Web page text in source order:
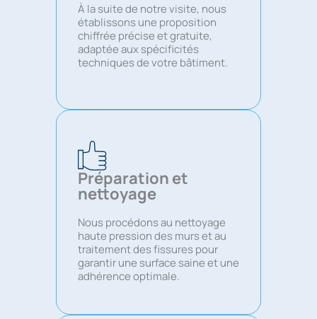
À la suite de notre visite, nous
établissons une proposition
chiffrée précise et gratuite,
adaptée aux spécificités
techniques de votre bâtiment.
Préparation et
nettoyage
Nous procédons au nettoyage
haute pression des murs et au
traitement des fissures pour
garantir une surface saine et une
adhérence optimale.